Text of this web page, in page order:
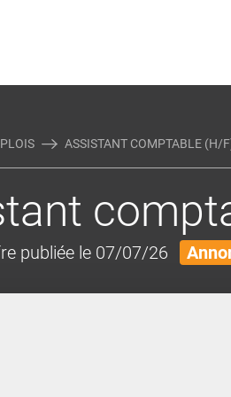
ASSISTANT COMPTABLE (H/
publiée le 07/07/26